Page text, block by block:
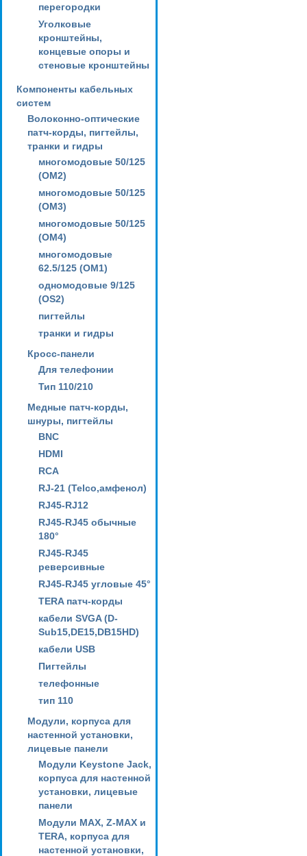
перегородки
Уголковые
кронштейны,
концевые опоры и
стеновые кронштейны
Компоненты кабельных
систем
Волоконно-оптические
патч-корды, пигтейлы,
транки и гидры
многомодовые 50/125
(OM2)
многомодовые 50/125
(OM3)
многомодовые 50/125
(OM4)
многомодовые
62.5/125 (OM1)
одномодовые 9/125
(OS2)
пигтейлы
транки и гидры
Кросс-панели
Для телефонии
Тип 110/210
Медные патч-корды,
шнуры, пигтейлы
BNC
HDMI
RCA
RJ-21 (Telco,амфенол)
RJ45-RJ12
RJ45-RJ45 обычные
180°
RJ45-RJ45
реверсивные
RJ45-RJ45 угловые 45°
TERA патч-корды
кабели SVGA (D-
Sub15,DE15,DB15HD)
кабели USB
Пигтейлы
телефонные
тип 110
Модули, корпуса для
настенной установки,
лицевые панели
Модули Keystone Jack,
корпуса для настенной
установки, лицевые
панели
Модули MAX, Z-MAX и
TERA, корпуса для
настенной установки,